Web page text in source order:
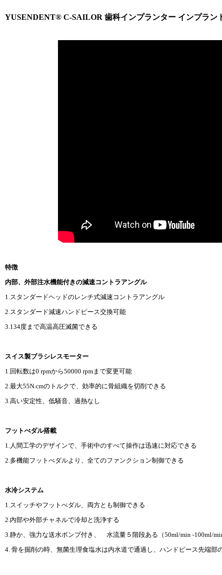
YUSENDENT® C-SAILOR 歯科インプランター インプラン
特徴
内部、外部注水機能付きの減速コントラアングル
1.スタンダードヘッドのレンチ式減速コントラアングル
2.スタンダード減速ハンドピース交換可能
3.134度まで高温高圧滅菌できる
スイス製ブラシレスモーター
1.回転数は0 rpmから50000 rpmまで変更可能
2.最大55N.cmのトルクで、効率的に骨組織を切削できる
3.高い安定性、低騒音、過熱なし
フットべダル搭載
1.人間工学のデザインで、手術中のすべて操作は迅速に対応できる
2.多機能フットべダルより、全てのファンクション制御できる
水冷システム
1.スイッチやフットべダル、両方とも制御できる
2.内部や外部チャネルで冷却と洗浄する
3.静か、強力な送水ボンプ付き、 水流量５階段ある（50ml/min -100ml/
4. 骨を掘削の時、無菌生理食塩水は内水道で通過し、ハンドピース先端部